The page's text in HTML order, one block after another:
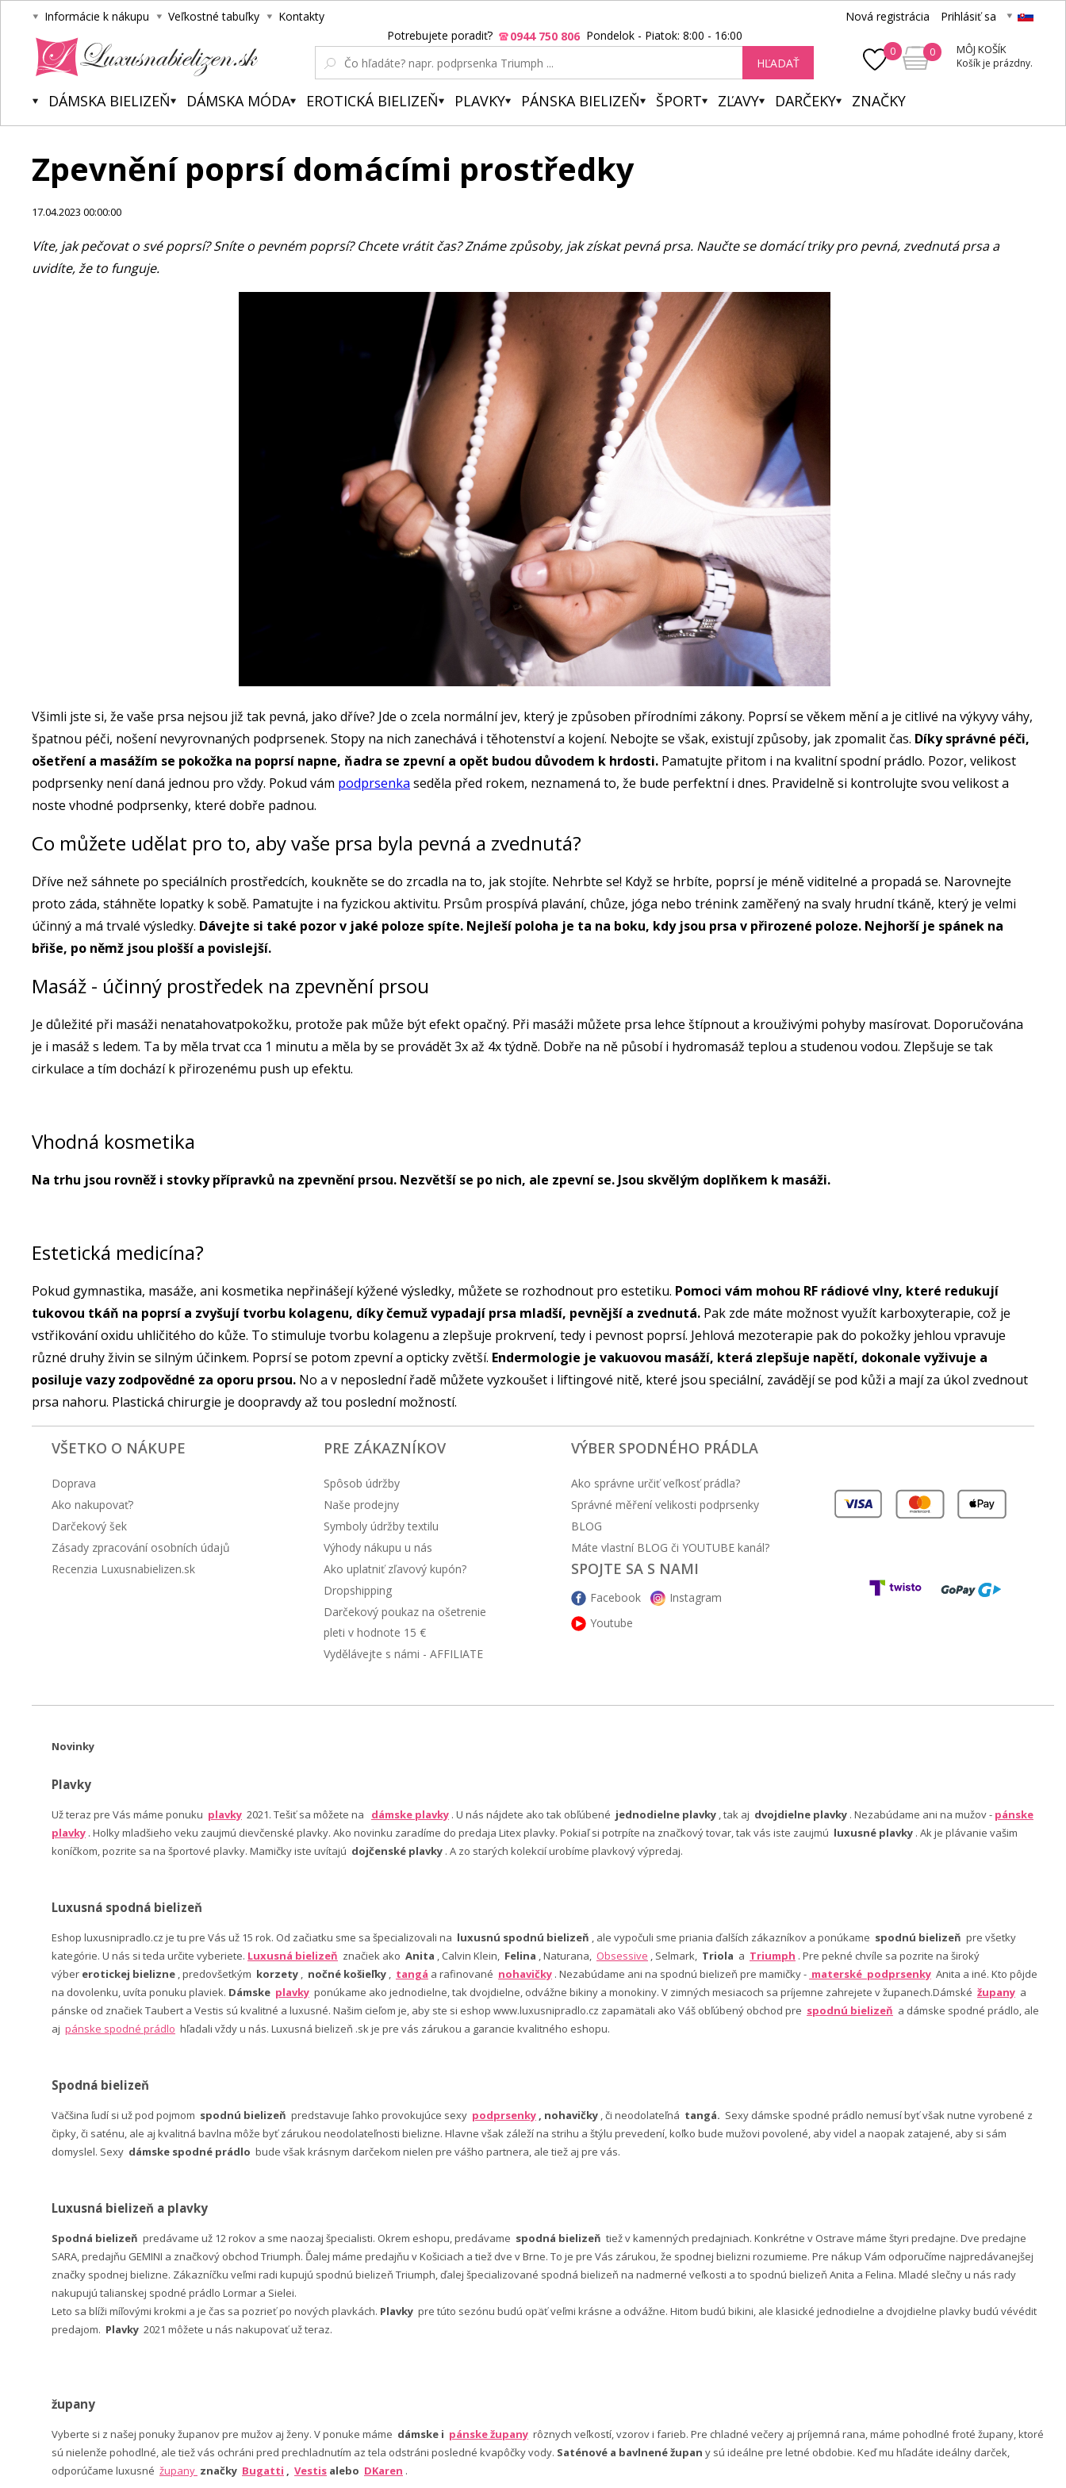
Informácie k nákupu Veľkostné tabuľky Kontakty Nová registrácia Prihlásiť sa
0 0 MÔJ KOŠÍK
Košík je prázdny.
Potrebujete poradiť? 0944 750 806 Pondelok - Piatok: 8:00 - 16:00
HĽADAŤ
DÁMSKA BIELIZEŇ DÁMSKA MÓDA EROTICKÁ BIELIZEŇ PLAVKY PÁNSKA BIELIZEŇ ŠPORT ZĽAVY DARČEKY ZNAČKY
Zpevnění poprsí domácími prostředky
17.04.2023 00:00:00
Víte, jak pečovat o své poprsí? Sníte o pevném poprsí? Chcete vrátit čas? Známe způsoby, jak získat pevná prsa. Naučte se domácí triky pro pevná, zvednutá prsa a
uvidíte, že to funguje.
Všimli jste si, že vaše prsa nejsou již tak pevná, jako dříve? Jde o zcela normální jev, který je způsoben přírodními zákony. Poprsí se věkem mění a je citlivé na výkyvy váhy,
špatnou péči, nošení nevyrovnaných podprsenek. Stopy na nich zanechává i těhotenství a kojení. Nebojte se však, existují způsoby, jak zpomalit čas. Díky správné péči,
ošetření a masážím se pokožka na poprsí napne, ňadra se zpevní a opět budou důvodem k hrdosti. Pamatujte přitom i na kvalitní spodní prádlo. Pozor, velikost
podprsenky není daná jednou pro vždy. Pokud vám podprsenka seděla před rokem, neznamená to, že bude perfektní i dnes. Pravidelně si kontrolujte svou velikost a
noste vhodné podprsenky, které dobře padnou.
Co můžete udělat pro to, aby vaše prsa byla pevná a zvednutá?
Dříve než sáhnete po speciálních prostředcích, koukněte se do zrcadla na to, jak stojíte. Nehrbte se! Když se hrbíte, poprsí je méně viditelné a propadá se. Narovnejte
proto záda, stáhněte lopatky k sobě. Pamatujte i na fyzickou aktivitu. Prsům prospívá plavání, chůze, jóga nebo trénink zaměřený na svaly hrudní tkáně, který je velmi
účinný a má trvalé výsledky. Dávejte si také pozor v jaké poloze spíte. Nejleší poloha je ta na boku, kdy jsou prsa v přirozené poloze. Nejhorší je spánek na
břiše, po němž jsou plošší a povislejší.
Masáž - účinný prostředek na zpevnění prsou
Je důležité při masáži nenatahovatpokožku, protože pak může být efekt opačný. Při masáži můžete prsa lehce štípnout a krouživými pohyby masírovat. Doporučována
je i masáž s ledem. Ta by měla trvat cca 1 minutu a měla by se provádět 3x až 4x týdně. Dobře na ně působí i hydromasáž teplou a studenou vodou. Zlepšuje se tak
cirkulace a tím dochází k přirozenému push up efektu.
Vhodná kosmetika
Na trhu jsou rovněž i stovky přípravků na zpevnění prsou. Nezvětší se po nich, ale zpevní se. Jsou skvělým doplňkem k masáži.
Estetická medicína?
Pokud gymnastika, masáže, ani kosmetika nepřinášejí kýžené výsledky, můžete se rozhodnout pro estetiku. Pomoci vám mohou RF rádiové vlny, které redukují
tukovou tkáň na poprsí a zvyšují tvorbu kolagenu, díky čemuž vypadají prsa mladší, pevnější a zvednutá. Pak zde máte možnost využít karboxyterapie, což je
vstřikování oxidu uhličitého do kůže. To stimuluje tvorbu kolagenu a zlepšuje prokrvení, tedy i pevnost poprsí. Jehlová mezoterapie pak do pokožky jehlou vpravuje
různé druhy živin se silným účinkem. Poprsí se potom zpevní a opticky zvětší. Endermologie je vakuovou masáží, která zlepšuje napětí, dokonale vyživuje a
posiluje vazy zodpovědné za oporu prsou. No a v neposlední řadě můžete vyzkoušet i liftingové nitě, které jsou speciální, zavádějí se pod kůži a mají za úkol zvednout
prsa nahoru. Plastická chirurgie je doopravdy až tou poslední možností.
VŠETKO O NÁKUPE
Doprava
Ako nakupovať?
Darčekový šek
Zásady zpracování osobních údajů
Recenzia Luxusnabielizen.sk
PRE ZÁKAZNÍKOV
Spôsob údržby
Naše prodejny
Symboly údržby textilu
Výhody nákupu u nás
Ako uplatniť zľavový kupón?
Dropshipping
Darčekový poukaz na ošetrenie
pleti v hodnote 15 €
Vydělávejte s námi - AFFILIATE
VÝBER SPODNÉHO PRÁDLA
Ako správne určiť veľkosť prádla?
Správné měření velikosti podprsenky
BLOG
Máte vlastní BLOG či YOUTUBE kanál?
SPOJTE SA S NAMI
Facebook
Instagram
Youtube
Novinky
Plavky
Už teraz pre Vás máme ponuku plavky 2021. Tešiť sa môžete na dámske plavky . U nás nájdete ako tak obľúbené jednodielne plavky , tak aj dvojdielne plavky . Nezabúdame ani na mužov - pánske
plavky . Holky mladšieho veku zaujmú dievčenské plavky. Ako novinku zaradíme do predaja Litex plavky. Pokiaľ si potrpíte na značkový tovar, tak vás iste zaujmú luxusné plavky . Ak je plávanie vašim
koníčkom, pozrite sa na športové plavky. Mamičky iste uvítajú dojčenské plavky . A zo starých kolekcií urobíme plavkový výpredaj.
Luxusná spodná bielizeň
Eshop luxusnipradlo.cz je tu pre Vás už 15 rok. Od začiatku sme sa špecializovali na luxusnú spodnú bielizeň , ale vypočuli sme priania ďalších zákazníkov a ponúkame spodnú bielizeň pre všetky
kategórie. U nás si teda určite vyberiete. Luxusná bielizeň značiek ako Anita , Calvin Klein, Felina , Naturana, Obsessive , Selmark, Triola a Triumph . Pre pekné chvíle sa pozrite na široký
výber erotickej bielizne , predovšetkým korzety , nočné košieľky , tangá a rafinované nohavičky . Nezabúdame ani na spodnú bielizeň pre mamičky - materské podprsenky Anita a iné. Kto pôjde
na dovolenku, uvíta ponuku plaviek. Dámske plavky ponúkame ako jednodielne, tak dvojdielne, odvážne bikiny a monokiny. V zimných mesiacoch sa príjemne zahrejete v županech.Dámské župany a
pánske od značiek Taubert a Vestis sú kvalitné a luxusné. Našim cieľom je, aby ste si eshop www.luxusnipradlo.cz zapamätali ako Váš obľúbený obchod pre spodnú bielizeň a dámske spodné prádlo, ale
aj pánske spodné prádlo hľadali vždy u nás. Luxusná bielizeň .sk je pre vás zárukou a garancie kvalitného eshopu.
Spodná bielizeň
Väčšina ľudí si už pod pojmom spodnú bielizeň predstavuje ľahko provokujúce sexy podprsenky , nohavičky , či neodolateľná tangá. Sexy dámske spodné prádlo nemusí byť však nutne vyrobené z
čipky, či saténu, ale aj kvalitná bavlna môže byť zárukou neodolateľnosti bielizne. Hlavne však záleží na strihu a štýlu prevedení, koľko bude mužovi povolené, aby videl a naopak zatajené, aby si sám
domyslel. Sexy dámske spodné prádlo bude však krásnym darčekom nielen pre vášho partnera, ale tiež aj pre vás.
Luxusná bielizeň a plavky
Spodná bielizeň predávame už 12 rokov a sme naozaj špecialisti. Okrem eshopu, predávame spodná bielizeň tiež v kamenných predajniach. Konkrétne v Ostrave máme štyri predajne. Dve predajne
SARA, predajňu GEMINI a značkový obchod Triumph. Ďalej máme predajňu v Košiciach a tiež dve v Brne. To je pre Vás zárukou, že spodnej bielizni rozumieme. Pre nákup Vám odporučíme najpredávanejšej
značky spodnej bielizne. Zákazníčku veľmi radi kupujú spodnú bielizeň Triumph, ďalej špecializované spodná bielizeň na nadmerné veľkosti a to spodnú bielizeň Anita a Felina. Mladé slečny u nás rady
nakupujú talianskej spodné prádlo Lormar a Sielei.
Leto sa blíži míľovými krokmi a je čas sa pozrieť po nových plavkách. Plavky pre túto sezónu budú opäť veľmi krásne a odvážne. Hitom budú bikini, ale klasické jednodielne a dvojdielne plavky budú vévédit
predajom. Plavky 2021 môžete u nás nakupovať už teraz.
župany
Vyberte si z našej ponuky županov pre mužov aj ženy. V ponuke máme dámske i pánske župany rôznych veľkostí, vzorov i farieb. Pre chladné večery aj príjemná rana, máme pohodlné froté župany, ktoré
sú nielenže pohodlné, ale tiež vás ochráni pred prechladnutím az tela odstráni posledné kvapôčky vody. Saténové a bavlnené župan y sú ideálne pre letné obdobie. Keď mu hľadáte ideálny darček,
odporúčame luxusné župany značky Bugatti , Vestis alebo DKaren .